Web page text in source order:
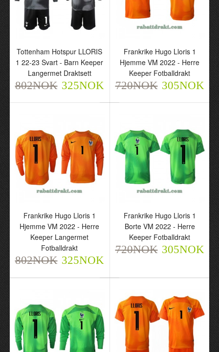
LLORIS 1 22-23 Grønn -
Barn Keeper Langermet
Draktsett
802NOK 325NOK
Tottenham Hotspur
LLORIS 1 22-23 Svart -
Barn Keeper Langermet
Frankrike Hugo Lloris 1
Hjemme VM 2022 - Herre
720NOK 305NOK
Tottenham Hotspur LLORIS
1 22-23 Svart - Barn Keeper
Langermet Draktsett
802NOK 325NOK
Frankrike Hugo Lloris 1
Hjemme VM 2022 - Herre
Keeper Fotballdrakt
720NOK 305NOK
Frankrike Hugo Lloris 1
Hjemme VM 2022 - Herre
Keeper Langermet
Fotballdrakt
802NOK 325NOK
Frankrike Hugo Lloris 1
Borte VM 2022 - Herre
Keeper Fotballdrakt
720NOK 305NOK